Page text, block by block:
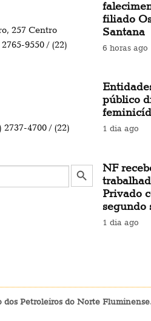
257 Centro
9550 / (22)
2737-4700 / (22)
Search Button
filiado
Santana
6 horas ago
público
1 dia ago
NF
Privado
segundo
1 dia ago
Petroleiros do Norte